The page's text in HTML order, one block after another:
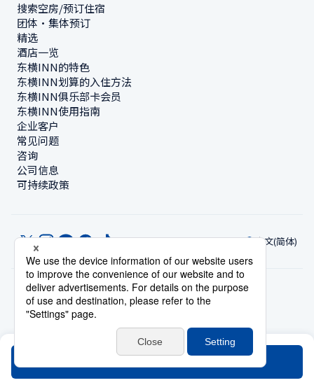
搜索空房/预订住宿
团体・集体预订
精选
酒店一览
东横INN的特色
东横INN划算的入住方法
东横INN俱乐部卡会员
东横INN使用指南
企业客户
常见问题
咨询
公司信息
可持续政策
中文(简体)
© Toyoko Inn Co., Ltd.
隐私设置隐私保护政策根据特定商业交易法的标示网站政策
账号使用条款持卡会员条款